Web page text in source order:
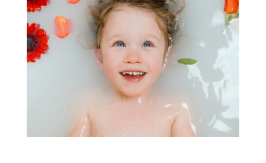
Oké en dan nog eeeeeentje, maar dan zonder bloemen: